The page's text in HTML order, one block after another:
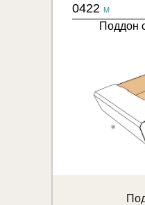
0422 M
Поддон